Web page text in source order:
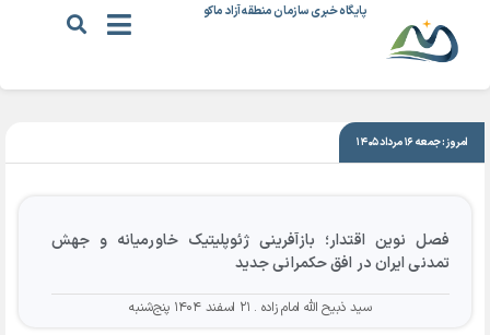
پایگاه خبری سازمان منطقه آزاد ماکو
|۲۱ اسفند ۱۴۰۴
امروز: جمعه ۱۶ مرداد ۱۴۰۵
فصل نوین اقتدار؛ بازآفرینی ژئوپلیتیک خاورمیانه و جهش
تمدنی ایران در افق حکمرانی جدید
سید ذبیح الله امام زاده ۲۱ اسفند ۱۴۰۴ پنج‌شنبه